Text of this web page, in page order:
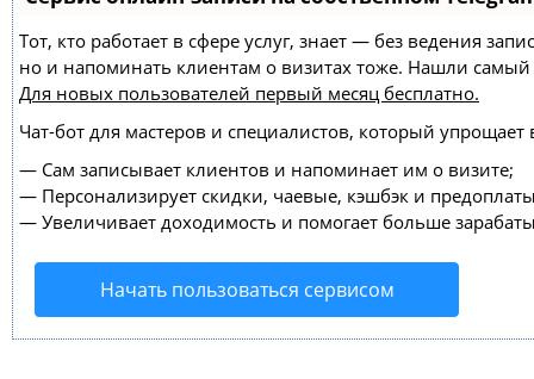
Тот, кто работает в сфере услуг, знает — без ведения
но и напоминать клиентам о визитах тоже. Нашли
Для новых пользователей первый месяц бесплатно.
Чат-бот для мастеров и специалистов, который упрощает
— Сам записывает клиентов и напоминает им о визите;
— Персонализирует скидки, чаевые, кэшбэк и
— Увеличивает доходимость и помогает больше
Начать пользоваться сервисом